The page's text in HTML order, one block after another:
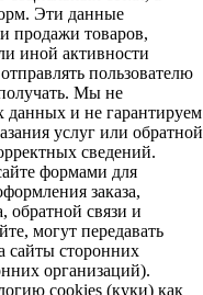
Эти данные
продажи товаров,
иной активности
пользователю
Мы не
данных и не гарантируем
услуг или обратной
сведений.
формами для
заказа,
обратной связи и
могут передавать
сайты сторонних
организаций).
cookies (куки) как